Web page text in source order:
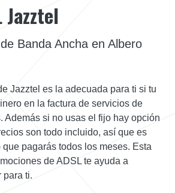
Jazztel
Banda Ancha en Albero
Jazztel es la adecuada para ti si tu
en la factura de servicios de
Además si no usas el fijo hay opción
son todo incluido, así que es
pagarás todos los meses. Esta
de ADSL te ayuda a
para ti.